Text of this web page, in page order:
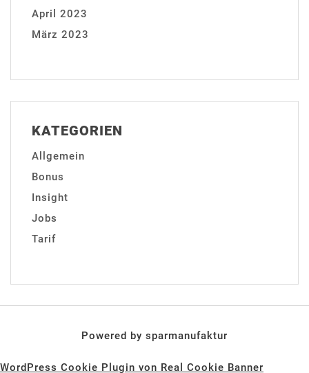
April 2023
März 2023
KATEGORIEN
Allgemein
Bonus
Insight
Jobs
Tarif
Powered by sparmanufaktur
WordPress Cookie Plugin von Real Cookie Banner